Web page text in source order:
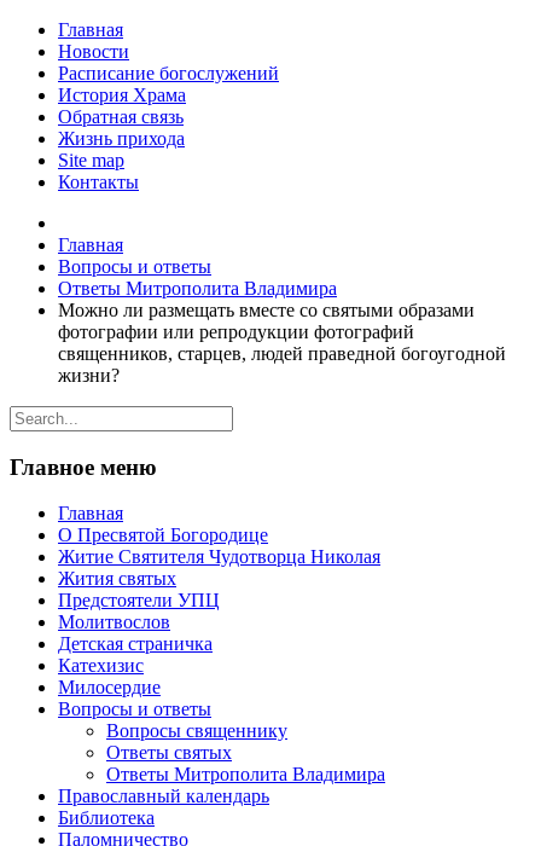
Главная
Новости
Расписание богослужений
История Храма
Обратная связь
Жизнь прихода
Site map
Контакты
Главная
Вопросы и ответы
Ответы Митрополита Владимира
Можно ли размещать вместе со святыми образами
фотографии или репродукции фотографий
священников, старцев, людей праведной богоугодной
жизни?
Главное меню
Главная
О Пресвятой Богородице
Житие Святителя Чудотворца Николая
Жития святых
Предстоятели УПЦ
Молитвослов
Детская страничка
Катехизис
Милосердие
Вопросы и ответы
Вопросы священнику
Ответы святых
Ответы Митрополита Владимира
Православный календарь
Библиотека
Паломничество